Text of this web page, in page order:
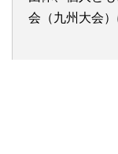
会（九州大会）